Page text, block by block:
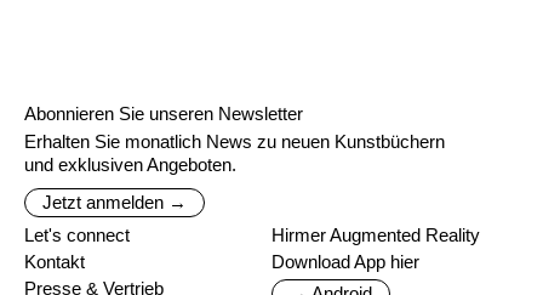
Abonnieren Sie unseren Newsletter
Erhalten Sie monatlich News zu neuen Kunstbüchern
und exklusiven Angeboten.
Jetzt anmelden →
Let's connect
Kontakt
Presse & Vertrieb
Hirmer Augmented Reality
Download App hier